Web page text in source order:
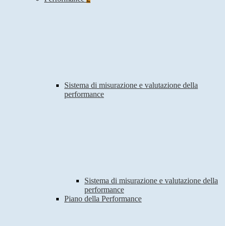
Sistema di misurazione e valutazione della
performance
Sistema di misurazione e valutazione della
performance
Piano della Performance